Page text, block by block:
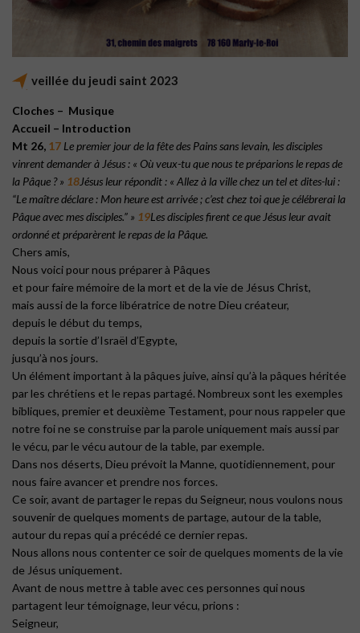
veillée du jeudi saint 2023
Cloches – Musique
Accueil – Introduction
Mt 26, 17 Le premier jour de la fête des Pains sans levain, les disciples
vinrent demander à Jésus : « Où veux-tu que nous te préparions le repas de
la Pâque ? » 18Jésus leur répondit : « Allez à la ville chez un tel et dites-lui :
“Le maître déclare : Mon heure est arrivée ; c’est chez toi que je célébrerai la
Pâque avec mes disciples.” » 19Les disciples firent ce que Jésus leur avait
ordonné et préparèrent le repas de la Pâque.
Chers amis,
Nous voici pour nous préparer à Pâques
et pour faire mémoire de la mort et de la vie de Jésus Christ,
mais aussi de la force libératrice de notre Dieu créateur,
depuis le début du temps,
depuis la sortie d’Israël d’Egypte,
jusqu’à nos jours.
Un élément important à la pâques juive, ainsi qu’à la pâques héritée
par les chrétiens et le repas partagé. Nombreux sont les exemples
bibliques, premier et deuxième Testament, pour nous rappeler que
notre foi ne se construise par la parole uniquement mais aussi par
le vécu, par le vécu autour de la table, par exemple.
Dans nos déserts, Dieu prévoit la Manne, quotidiennement, pour
nous faire avancer et prendre nos forces.
Ce soir, avant de partager le repas du Seigneur, nous voulons nous
souvenir de quelques moments de partage, autour de la table,
autour du repas qui a précédé ce dernier repas.
Nous allons nous contenter ce soir de quelques moments de la vie
de Jésus uniquement.
Avant de nous mettre à table avec ces personnes qui nous
partagent leur témoignage, leur vécu, prions :
Seigneur,